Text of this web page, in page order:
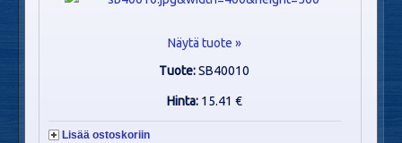
Näytä tuote »
Tuote:SB40010
Hinta: 15.41 €
Lisää ostoskoriin